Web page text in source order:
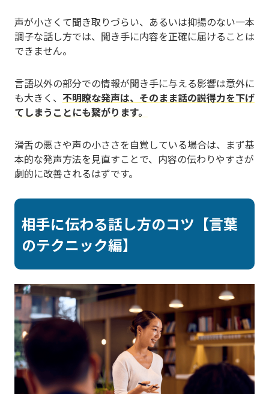
声が小さくて聞き取りづらい、あるいは抑揚のない一本
調子な話し方では、聞き手に内容を正確に届けることは
できません。
言語以外の部分での情報が聞き手に与える影響は意外に
も大きく、 不明瞭な発声は、そのまま話の説得力を下げ
てしまうことにも繋がります。
滑舌の悪さや声の小ささを自覚している場合は、まず基
本的な発声方法を見直すことで、内容の伝わりやすさが
劇的に改善されるはずです。
相手に伝わる話し方のコツ【言葉
のテクニック編】